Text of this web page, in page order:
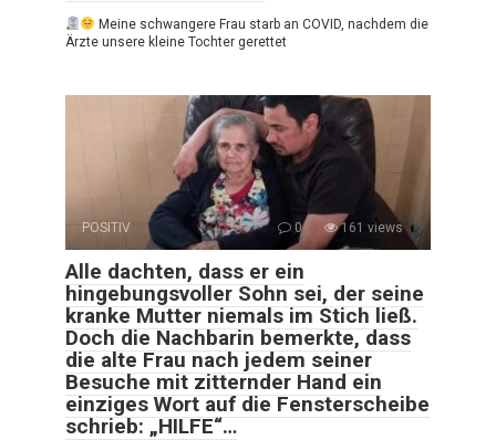
Meine schwangere Frau starb an COVID, nachdem die
Ärzte unsere kleine Tochter gerettet
POSITIV 0 161 views
Alle dachten, dass er ein
hingebungsvoller Sohn sei, der seine
kranke Mutter niemals im Stich ließ.
Doch die Nachbarin bemerkte, dass
die alte Frau nach jedem seiner
Besuche mit zitternder Hand ein
einziges Wort auf die Fensterscheibe
schrieb: „HILFE“…